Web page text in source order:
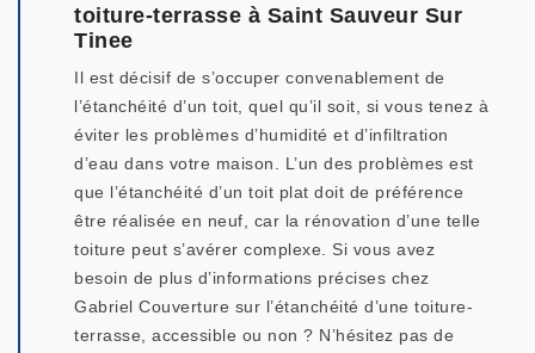
toiture-terrasse à Saint Sauveur Sur
Tinee
Il est décisif de s’occuper convenablement de
l’étanchéité d’un toit, quel qu’il soit, si vous tenez à
éviter les problèmes d’humidité et d’infiltration
d’eau dans votre maison. L’un des problèmes est
que l’étanchéité d’un toit plat doit de préférence
être réalisée en neuf, car la rénovation d’une telle
toiture peut s’avérer complexe. Si vous avez
besoin de plus d’informations précises chez
Gabriel Couverture sur l’étanchéité d’une toiture-
terrasse, accessible ou non ? N’hésitez pas de